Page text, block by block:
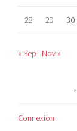
28 29 30
« Sep Nov »
Connexion